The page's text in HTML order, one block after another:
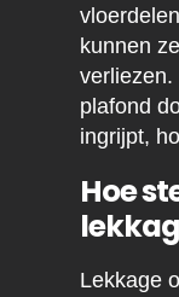
kunnen
verliezen.
plafond
ingrijpt,
Hoe
Lekkage